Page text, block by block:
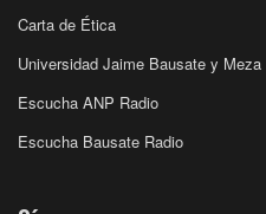
Carta de Ética
Universidad Jaime Bausate y Meza
Escucha ANP Radio
Escucha Bausate Radio